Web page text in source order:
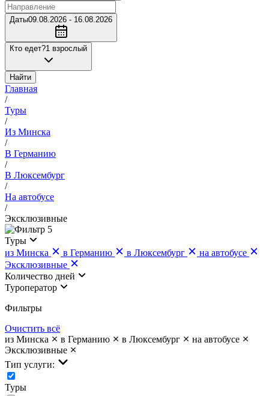
Даты09.08.2026 - 16.08.2026
Кто едет?1 взрослый
Найти
Главная
/
Туры
/
Из Минска
/
В Германию
/
В Люксембург
/
На автобусе
/
Эксклюзивные
5
Туры
из Минска
в Германию в Люксембург
на автобусе
Эксклюзивные
Количество дней
Туроператор
Фильтры
Очистить всё
из Минска
в Германию в Люксембург
на автобусе
Эксклюзивные
Тип услуги:
Туры